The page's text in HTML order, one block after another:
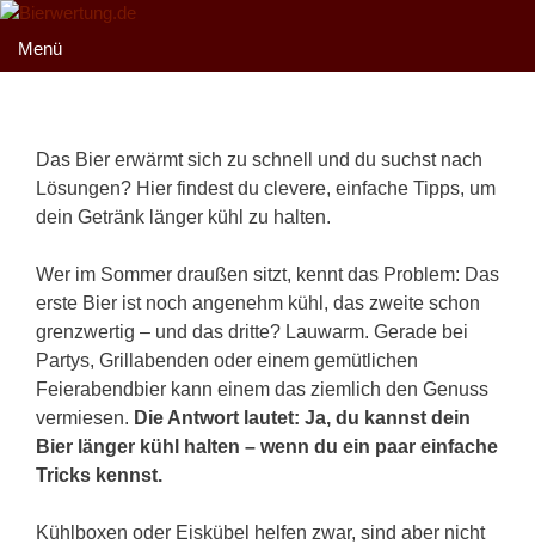
Zum
Inhalt
springen
Menü
Das Bier erwärmt sich zu schnell und du suchst nach
Lösungen? Hier findest du clevere, einfache Tipps, um
dein Getränk länger kühl zu halten.
Wer im Sommer draußen sitzt, kennt das Problem: Das
erste Bier ist noch angenehm kühl, das zweite schon
grenzwertig – und das dritte? Lauwarm. Gerade bei
Partys, Grillabenden oder einem gemütlichen
Feierabendbier kann einem das ziemlich den Genuss
vermiesen. Die Antwort lautet: Ja, du kannst dein
Bier länger kühl halten – wenn du ein paar einfache
Tricks kennst.
Kühlboxen oder Eiskübel helfen zwar, sind aber nicht